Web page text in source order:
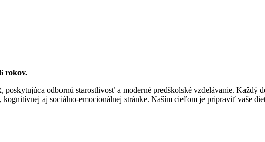
rokov.
poskytujúca odbornú starostlivosť a moderné predškolské vzdelávanie. Každý
aj sociálno-emocionálnej stránke. Naším cieľom je pripraviť vaše